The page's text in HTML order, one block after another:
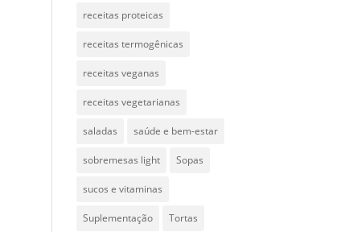
receitas proteicas
receitas termogênicas
receitas veganas
receitas vegetarianas
saladas saúde e bem-estar
sobremesas light Sopas
sucos e vitaminas
Suplementação Tortas